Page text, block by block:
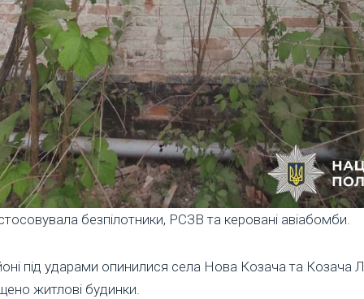
безпілотники, РСЗВ та керовані авіабомби.
під ударами опинилися села Нова Козача та Козача
житлові будинки.